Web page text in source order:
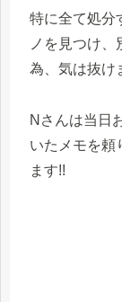
特に全て処分
ノを見つけ
為、気は抜け
Nさんは当日
いたメモを頼
ます!!